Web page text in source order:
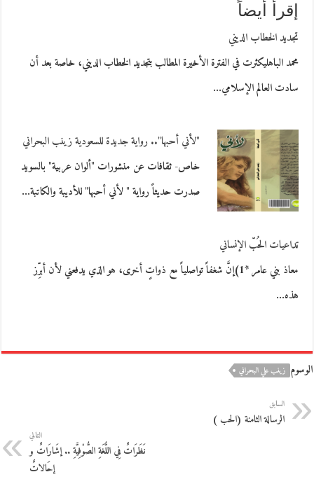
إقرأ أيضاً
تجديد الخطاب الديني
محمد الباهليكثرت في الفترة الأخيرة المطالب بتجديد الخطاب الديني، خاصة بعد أن
سادت العالم الإسلامي…
"لأني أحبها".. رواية جديدة للسعودية زينب البحراني
خاص- ثقافات عن منشورات "ألوان عربية" بالسويد
صدرت حديثاً رواية " لأني أحبها" للأديبة والكاتبة…
تداعيات الحُبّ الإنساني
معاذ بني عامر *1)إنَّ شغفاً تواصلياً مع ذواتٍ أخرى، هو الذي يدفعني لأن أبرِّز
هذه…
الوسوم زينب علي البحراني
السابق
الرسالة الثامنة (الحب )
التالي
نَظَرَاتٌ فِي اللُّغَةِ الصُّوْفِيَّةِ .. إشَارَاتٌ و
إحَالاتٌ